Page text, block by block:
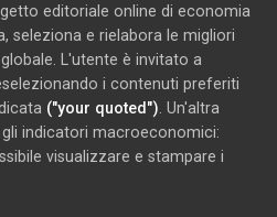
editoriale online di economia
seleziona e rielabora le migliori
L'utente è invitato a
i contenuti preferiti
("your quoted") . Un'altra
indicatori macroeconomici:
visualizzare e stampare i